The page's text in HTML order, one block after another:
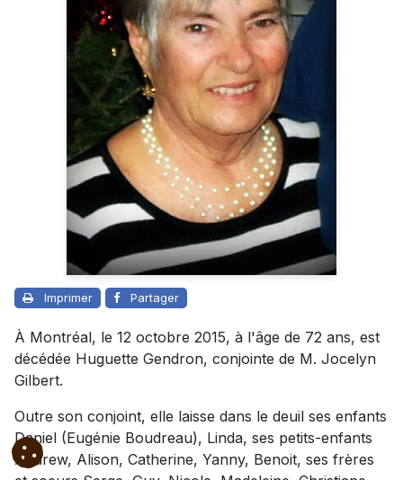
Imprimer Partager
À Montréal, le 12 octobre 2015, à l'âge de 72 ans, est
décédée Huguette Gendron, conjointe de M. Jocelyn
Gilbert.
Outre son conjoint, elle laisse dans le deuil ses enfants
Daniel (Eugénie Boudreau), Linda, ses petits-enfants
Andrew, Alison, Catherine, Yanny, Benoit, ses frères